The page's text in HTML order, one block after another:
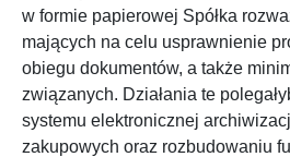
w formie papierowej Spółka
mających na celu usprawnienie
obiegu dokumentów, a także
związanych. Działania te
systemu elektronicznej
zakupowych oraz rozbudowaniu